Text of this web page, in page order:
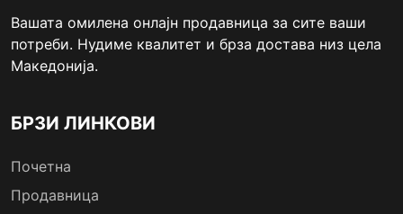
Вашата омилена онлајн продавница за сите ваши
потреби. Нудиме квалитет и брза достава низ цела
Македонија.
БРЗИ ЛИНКОВИ
Почетна
Продавница